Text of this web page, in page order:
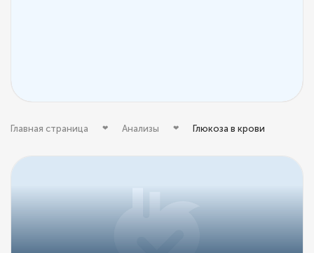
Главная страница Анализы Глюкоза в крови